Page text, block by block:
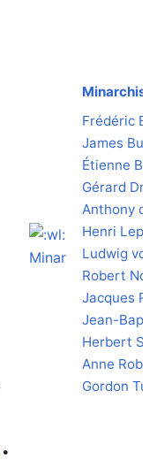
•
Frédéric
James
Étienne
Gérard
Anthony
Henri
Ludwig
Robert
Jacques
Jean-
Herbert
Anne
Gordon